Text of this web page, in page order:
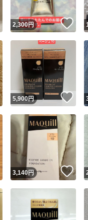
いいね！
2,300円 い
いいね！
5,900円 い
いいね！
3,140円 い